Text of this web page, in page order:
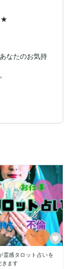
★
なたのお気持
ください。
たとお相手様
なく、愚痴
お相手様の魂
の78枚の全
す。
様、ご先祖
えします。
りたい自分を
霊感タロット占いを
きます